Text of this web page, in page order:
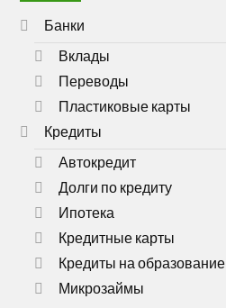
Банки
Вклады
Переводы
Пластиковые карты
Кредиты
Автокредит
Долги по кредиту
Ипотека
Кредитные карты
Кредиты на образование
Микрозаймы